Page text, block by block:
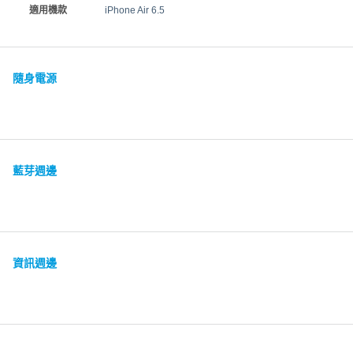
適用機款 iPhone Air 6.5
隨身電源
藍芽週邊
資訊週邊